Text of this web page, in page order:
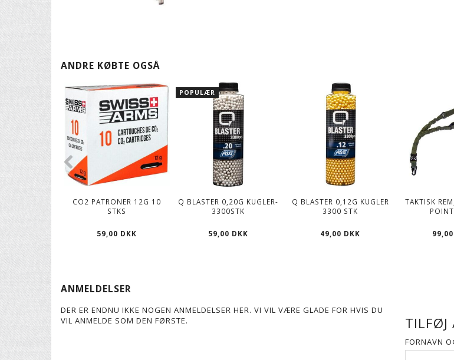
ANDRE KØBTE OGSÅ
CO2 PATRONER 12G 10
STKS
59,00 DKK
POPULÆR
Q BLASTER 0,20G KUGLER-
3300STK
59,00 DKK
Q BLASTER 0,12G KUGLER
3300 STK
49,00 DKK
TAKTISK
ANMELDELSER
DER ER ENDNU IKKE NOGEN ANMELDELSER HER. VI VIL VÆRE GLADE FOR HVIS DU
VIL ANMELDE SOM DEN FØRSTE.
TILFØJ
FORNAVN